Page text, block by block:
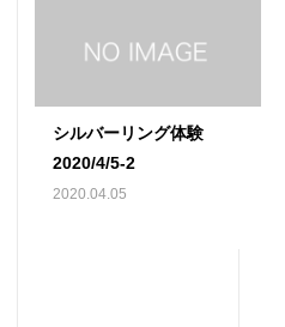
シルバーリング体験
2020/4/5-2
2020.04.05